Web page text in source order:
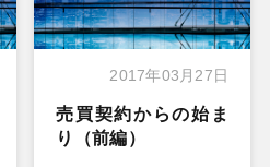
2017年03月27日
売買契約からの始ま
り（前編）